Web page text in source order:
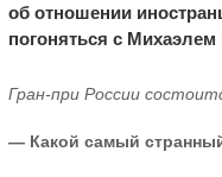
об отношении
погоняться с
Гран-при России
— Какой самый